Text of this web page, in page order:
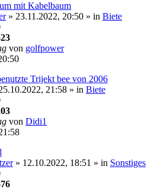
mit Kabelbaum
» 23.11.2022, 20:50 » in Biete
von golfpower
Trijekt bee von 2006
21:58 » in Biete
von Didi1
» 12.10.2022, 18:51 » in Sonstiges